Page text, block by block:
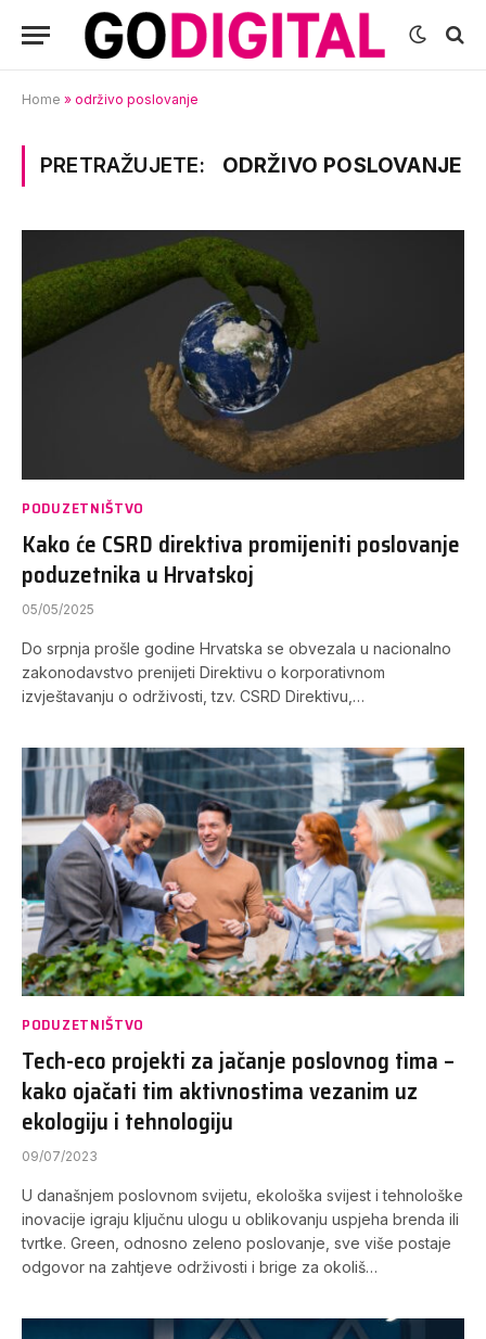
Home » održivo poslovanje
PRETRAŽUJETE: ODRŽIVO POSLOVANJE
PODUZETNIŠTVO
Kako će CSRD direktiva promijeniti poslovanje
poduzetnika u Hrvatskoj
05/05/2025
Do srpnja prošle godine Hrvatska se obvezala u nacionalno
zakonodavstvo prenijeti Direktivu o korporativnom
izvještavanju o održivosti, tzv. CSRD Direktivu,…
PODUZETNIŠTVO
Tech-eco projekti za jačanje poslovnog tima –
kako ojačati tim aktivnostima vezanim uz
ekologiju i tehnologiju
09/07/2023
U današnjem poslovnom svijetu, ekološka svijest i tehnološke
inovacije igraju ključnu ulogu u oblikovanju uspjeha brenda ili
tvrtke. Green, odnosno zeleno poslovanje, sve više postaje
odgovor na zahtjeve održivosti i brige za okoliš…